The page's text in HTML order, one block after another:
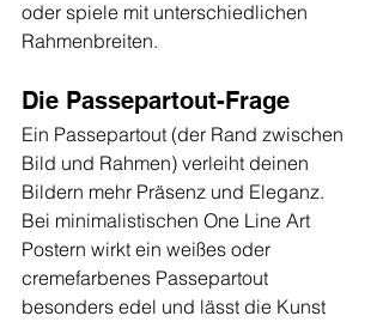
oder spiele mit unterschiedlichen
Rahmenbreiten.
Die Passepartout-Frage
Ein Passepartout (der Rand zwischen
Bild und Rahmen) verleiht deinen
Bildern mehr Präsenz und Eleganz.
Bei minimalistischen One Line Art
Postern wirkt ein weißes oder
cremefarbenes Passepartout
besonders edel und lässt die Kunst